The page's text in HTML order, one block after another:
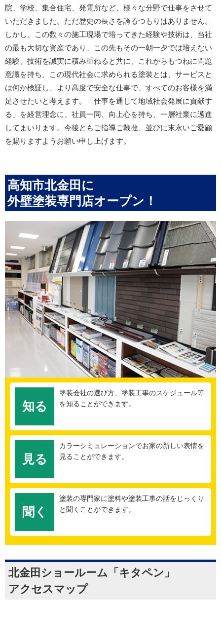
院、学校、集合住宅、発電所など、様々な分野で仕事をさせて
いただきました。ただ歴史の長さを誇るつもりはありません。
しかし、この数々の施工現場で培ってきた経験や技術は、当社
の最も大切な資産であり、この先もその一朝一夕では培えない
経験、技術を誠実に積み重ねると共に、これからもつねに問題
意識を持ち、この現代社会に求められる塗装とは、サービスと
は何か検証し、より高度で安全な仕事で、すべてのお客様を満
足させたいと考えます。「仕事を通じて地域社会発展に貢献す
る」を経営理念に、社員一同、向上心を持ち、一層社業に邁進
してまいります。今後ともご指導ご鞭撻、並びに末永いご愛顧
を賜りますようお願い申し上げます。
高知市北金田に
外壁塗装専門店オープン！
知る
塗装会社の選び方、塗装工事のスケジュール等
を知ることができます。
見る
カラーシミュレーションでお家の新しい表情を
見ることができます。
聞く
塗装の専門家に塗料や塗装工事の話をじっくり
と聞くことができます。
北金田ショールーム「キタペン」
アクセスマップ